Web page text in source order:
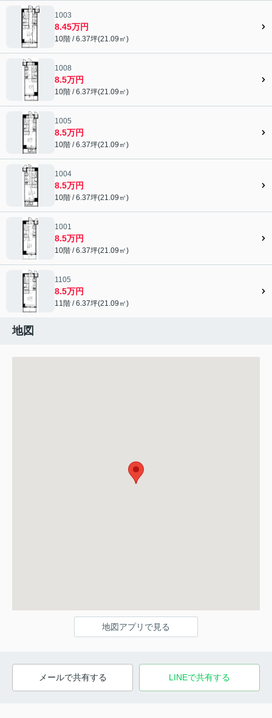
1003
8.45万円
10階 / 6.37坪(21.09㎡)
1008
8.5万円
10階 / 6.37坪(21.09㎡)
1005
8.5万円
10階 / 6.37坪(21.09㎡)
1004
8.5万円
10階 / 6.37坪(21.09㎡)
1001
8.5万円
10階 / 6.37坪(21.09㎡)
1105
8.5万円
11階 / 6.37坪(21.09㎡)
地図
地図アプリで見る
メールで共有する LINEで共有する